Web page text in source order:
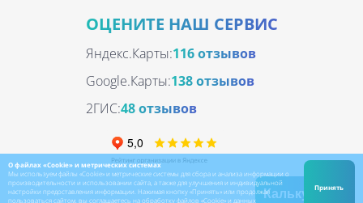
ОЦЕНИТЕ НАШ СЕРВИС
Яндекс.Карты:116 отзывов
Google.Карты:138 отзывов
2ГИС:48 отзывов
Калькулятор
О файлах «Cookie» и метрических системах
Мы используем файлы «Cookie» и метрические системы для сбора и анализа информации о
производительности и использовании сайта, а также для улучшения и индивидуальной
настройки предоставления информации. Нажимая кнопку «Принять» или продолжая
пользоваться сайтом, вы соглашаетесь на обработку файлов «Cookie» и данных
Принять